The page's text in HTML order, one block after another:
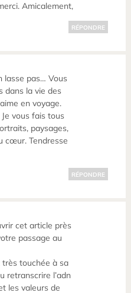
Amicalement,
RÉPONDRE
lasse pas… Vous
dans la vie des
en voyage.
vous fais tous
paysages,
cœur. Tendresse
RÉPONDRE
cet article près
passage au
touchée à sa
retranscrire l’adn
les valeurs de